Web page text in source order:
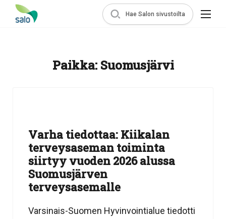
Hae Salon sivustoilta
Paikka: Suomusjärvi
Varha tiedottaa: Kiikalan
terveysaseman toiminta
siirtyy vuoden 2026 alussa
Suomusjärven
terveysasemalle
Varsinais-Suomen Hyvinvointialue tiedotti